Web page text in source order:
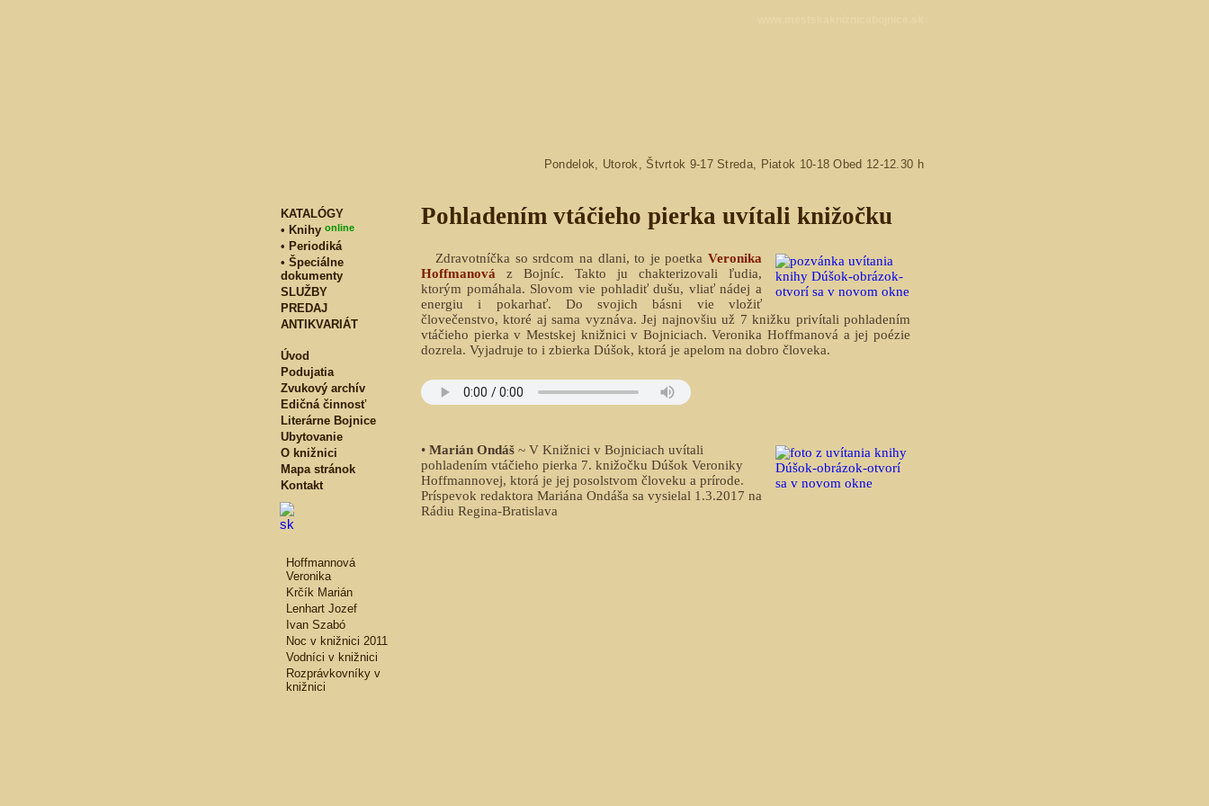
Pondelok, Utorok, Štvrtok 9-17 Streda, Piatok 10-18 Obed 12-12.30 h
KATALÓGY
• Knihy online
• Periodiká
• Špeciálne
dokumenty
SLUŽBY
PREDAJ
ANTIKVARIÁT
Úvod
Podujatia
Zvukový archív
Edičná činnosť
Literárne Bojnice
Ubytovanie
O knižnici
Mapa stránok
Kontakt
Hoffmannová
Veronika
Krčík Marián
Lenhart Jozef
Ivan Szabó
Noc v knižnici 2011
Vodníci v knižnici
Rozprávkovníky v
knižnici
Pohladením vtáčieho pierka uvítali knižočku
Zdravotníčka so srdcom na dlani, to je poetka Veronika
Hoffmanová z Bojníc. Takto ju chakterizovali ľudia,
ktorým pomáhala. Slovom vie pohladiť dušu, vliať nádej a
energiu i pokarhať. Do svojich básni vie vložiť
človečenstvo, ktoré aj sama vyznáva. Jej najnovšiu už 7 knižku privítali pohladením
vtáčieho pierka v Mestskej knižnici v Bojniciach. Veronika Hoffmanová a jej poézie
dozrela. Vyjadruje to i zbierka Dúšok, ktorá je apelom na dobro človeka.
• Marián Ondáš ~ V Knižnici v Bojniciach uvítali
pohladením vtáčieho pierka 7. knižočku Dúšok Veroniky
Hoffmannovej, ktorá je jej posolstvom človeku a prírode.
Príspevok redaktora Mariána Ondáša sa vysielal 1.3.2017 na
Rádiu Regina-Bratislava